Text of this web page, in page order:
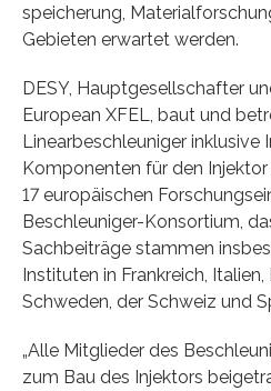
speicherung,
Gebieten erwartet werden.
DESY, Hauptgesellschafter
European XFEL, baut und
Linearbeschleuniger inklusive
Komponenten für den
17 europäischen
Beschleuniger-Konsortium,
Sachbeiträge stammen
Instituten in Frankreich, Italien,
Schweden, der Schweiz und
„Alle Mitglieder des
zum Bau des Injektors